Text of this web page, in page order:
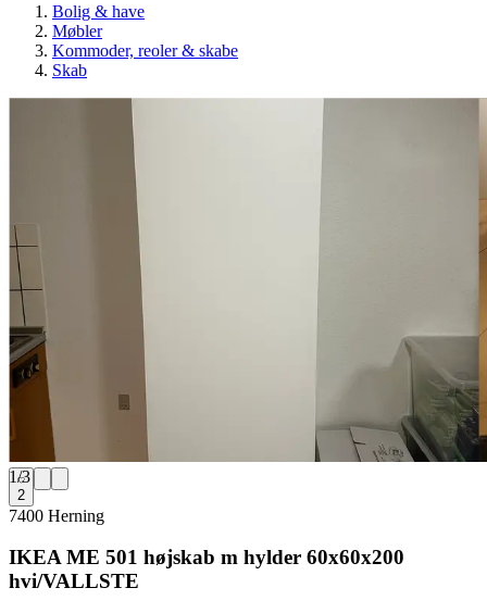
Bolig & have
Møbler
Kommoder, reoler & skabe
Skab
1/3
2
7400 Herning
IKEA ME 501 højskab m hylder 60x60x200
hvi/VALLSTE